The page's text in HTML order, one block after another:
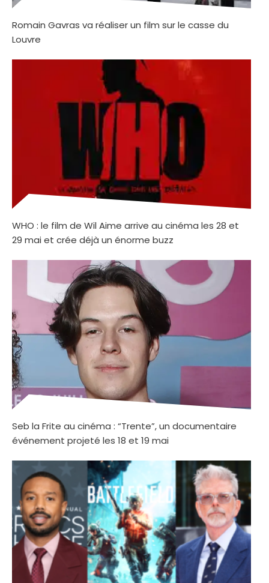
Romain Gavras va réaliser un film sur le casse du
Louvre
WHO : le film de Wil Aime arrive au cinéma les 28 et
29 mai et crée déjà un énorme buzz
Seb la Frite au cinéma : “Trente”, un documentaire
événement projeté les 18 et 19 mai